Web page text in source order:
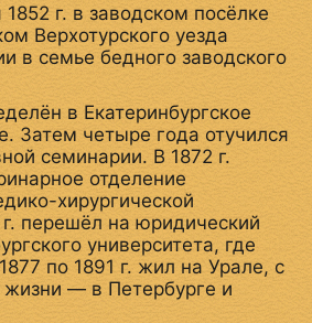
г. в заводском посёлке
Верхотурского уезда
в семье бедного заводского
в Екатеринбургское
Затем четыре года отучился
семинарии. В 1872 г.
отделение
хирургической
перешёл на юридический
университета, где
по 1891 г. жил на Урале, с
жизни — в Петербурге и